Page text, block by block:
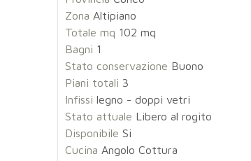
Zona Altipiano
Totale mq 102 mq
Bagni 1
Stato conservazione Buono
Piani totali 3
Infissi legno - doppi vetri
Stato attuale Libero al rogito
Disponibile Si
Cucina Angolo Cottura